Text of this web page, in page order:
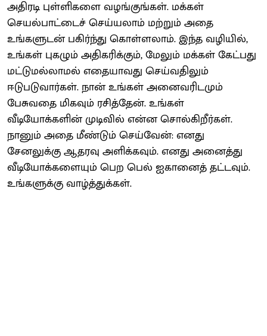
அதிரடி புள்ளிகளை வழங்குங்கள். மக்கள்
செயல்பாட்டைச் செய்யலாம் மற்றும் அதை
உங்களுடன் பகிர்ந்து கொள்ளலாம். இந்த வழியில்,
உங்கள் புகழும் அதிகரிக்கும், மேலும் மக்கள் கேட்பது
மட்டுமல்லாமல் எதையாவது செய்வதிலும்
ஈடுபடுவார்கள். நான் உங்கள் அனைவரிடமும்
பேசுவதை மிகவும் ரசித்தேன். உங்கள்
வீடியோக்களின் முடிவில் என்ன சொல்கிறீர்கள்.
நானும் அதை மீண்டும் செய்வேன்: எனது
சேனலுக்கு ஆதரவு அளிக்கவும். எனது அனைத்து
வீடியோக்களையும் பெற பெல் ஐகானைத் தட்டவும்.
உங்களுக்கு வாழ்த்துக்கள்.